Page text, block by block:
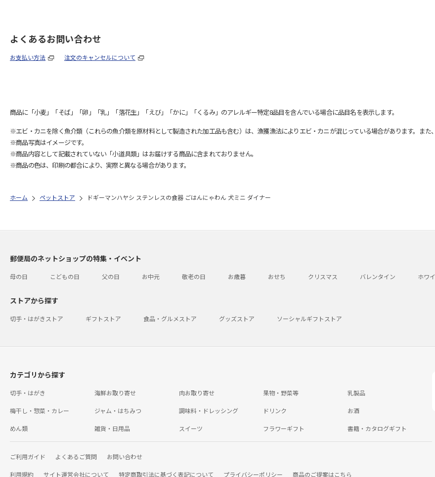
よくあるお問い合わせ
お支払い方法 注文のキャンセルについて
商品に「小麦」「そば」「卵」「乳」「落花生」「えび」「かに」「くるみ」のアレルギー特定8品目を含んでいる場合に品目名を表示します。
※エビ・カニを除く魚介類（これらの魚介類を原材料として製造された加工品も含む）は、漁獲漁法によりエビ・カニが混じっている場合があります。また
※商品写真はイメージです。
※商品内容として記載されていない「小道具類」はお届けする商品に含まれておりません。
※商品の色は、印刷の都合により、実際と異なる場合があります。
ホーム ペットストア ドギーマンハヤシ ステンレスの食器 ごはんにゃわん 犬ミニ ダイナー
郵便局のネットショップの特集・イベント
母の日 こどもの日 父の日 お中元 敬老の日 お歳暮 おせち クリスマス バレンタイン ホワ
ストアから探す
切手・はがきストア ギフトストア 食品・グルメストア グッズストア ソーシャルギフトストア
カテゴリから探す
切手・はがき 海鮮お取り寄せ 肉お取り寄せ 果物・野菜等 乳製品
梅干し・惣菜・カレー ジャム・はちみつ 調味料・ドレッシング ドリンク お酒
めん類 雑貨・日用品 スイーツ フラワーギフト 書籍・カタログギフト
ご利用ガイド よくあるご質問 お問い合わせ
利用規約 サイト運営会社について 特定商取引法に基づく表記について プライバシーポリシー 商品のご提案はこちら